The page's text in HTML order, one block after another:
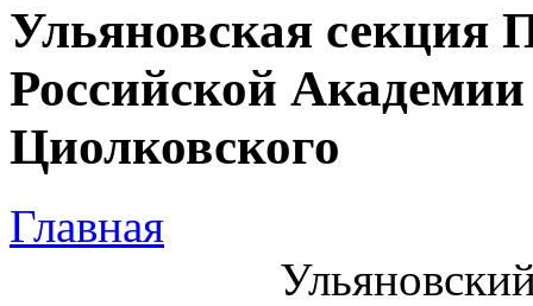
Ульяновская секция
Российской
Циолковского
Главная